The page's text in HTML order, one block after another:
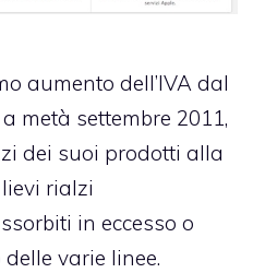
aumento dell’IVA dal
metà settembre 2011,
dei suoi prodotti alla
rialzi
in eccesso o
varie linee.